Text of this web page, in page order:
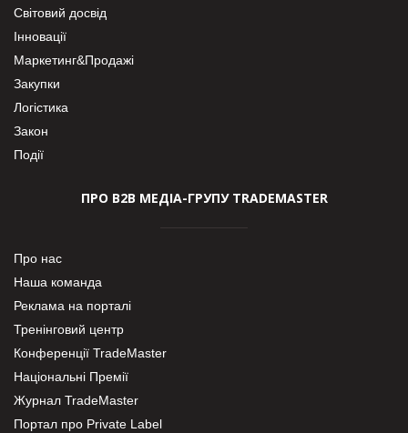
Світовий досвід
Інновації
Маркетинг&Продажі
Закупки
Логістика
Закон
Події
ПРО В2В МЕДІА-ГРУПУ TRADEMASTER
Про нас
Наша команда
Реклама на порталі
Тренінговий центр
Конференції TradeMaster
Національні Премії
Журнал TradeMaster
Портал про Private Label